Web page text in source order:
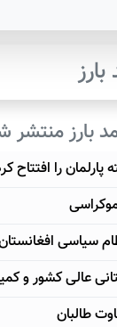
بارز
را افتتاح
سیاسی
عالی کشور و
طالبان